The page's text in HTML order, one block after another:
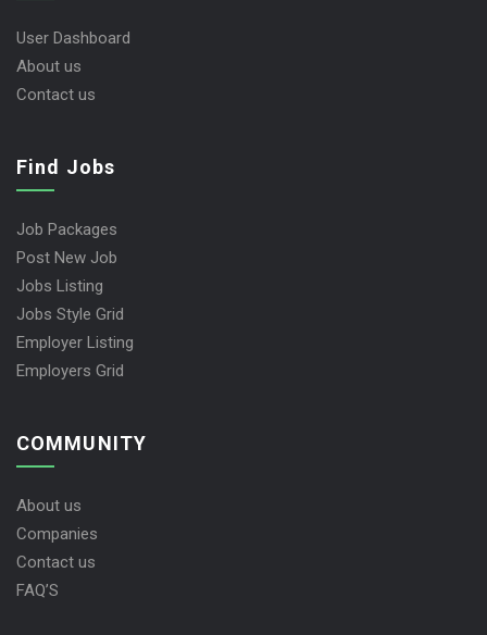
User Dashboard
About us
Contact us
Find Jobs
Job Packages
Post New Job
Jobs Listing
Jobs Style Grid
Employer Listing
Employers Grid
COMMUNITY
About us
Companies
Contact us
FAQ’S